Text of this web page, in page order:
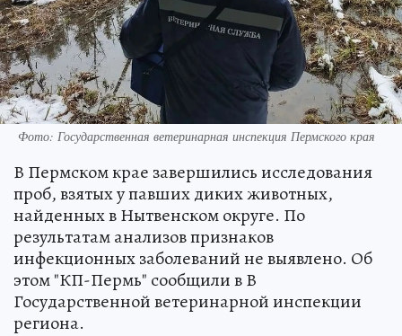
Фото: Государственная ветеринарная инспекция Пермского края
В Пермском крае завершились исследования
проб, взятых у павших диких животных,
найденных в Нытвенском округе. По
результатам анализов признаков
инфекционных заболеваний не выявлено. Об
этом "КП-Пермь" сообщили в В
Государственной ветеринарной инспекции
региона.